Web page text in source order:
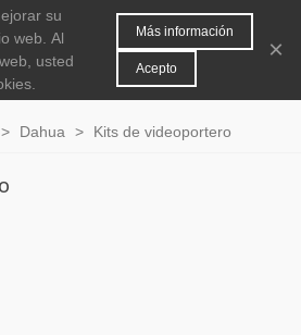
0
> Dahua > Kits de videoportero
su
web. Al
usted
Más información
Acepto
×